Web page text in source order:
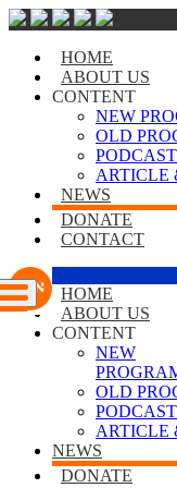
HOME
ABOUT US
CONTENT
NEW
OLD
PODCAST
ARTICLE
NEWS
DONATE
CONTACT
HOME
ABOUT US
CONTENT
NEW
OLD
PODCAST
ARTICLE
NEWS
DONATE
OTHER
รับสมัครคริสตจักรใ
"Heart-Yai" ปฏิบัติ
พร้อมเปิดลงทะเบีย
เปิดพรีออเดอร์หนัง
Plug Into Faith: ยูเ
DKSH จับมือโรงแ
หอ 'สนค.' เปิดรับสมั
โรงแรมเอวาน่ามอ
มาแล้ว! กับปฏิทิน
รับอาสาสมัครระยะ